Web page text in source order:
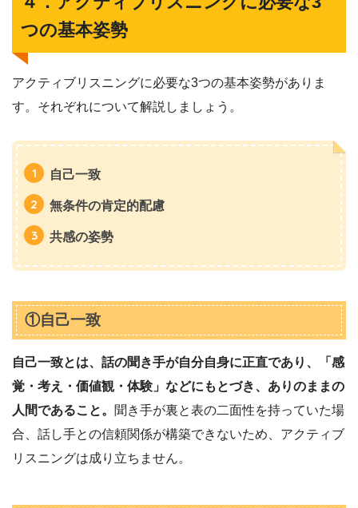
つの基本姿勢
アクティブリスニングに必要な3つの基本姿勢がありま
す。それぞれについて解説しましょう。
自己一致
無条件の肯定的配慮
共感の姿勢
①自己一致
自己一致とは、話の聞き手が自分自身に正直であり、「感
覚・考え・価値観・体験」などにもとづき、ありのままの
人間であること。 聞き手が裏と表の二面性を持っていた場
合、話し手との信頼関係が構築できないため、アクティブ
リスニングは成り立ちません。